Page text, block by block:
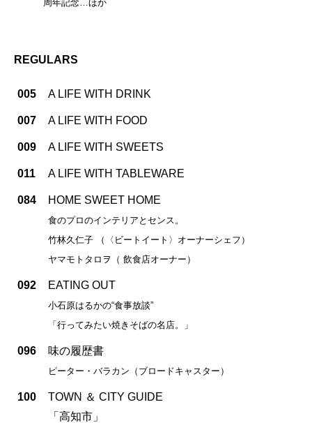
周年記念…ほか
REGULARS
005 A LIFE WITH DRINK
007 A LIFE WITH FOOD
009 A LIFE WITH SWEETS
011 A LIFE WITH TABLEWARE
084 HOME SWEET HOME
食のプロのインテリアとセンス。
竹林久仁子 （〈ビートイート〉オーナーシェフ）
ヤマモトタロヲ（ 飲食店オーナー）
092 EATING OUT
小石原はるかの“食事放談”
「行ってみたい焼きそばの名店。」
096 味の履歴書
ピーター・バラカン（ブロードキャスター）
100
TOWN ＆ CITY GUIDE
「高知市」